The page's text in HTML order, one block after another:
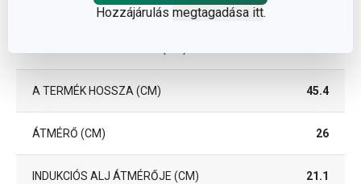
Hozzájárulás megtagadása itt.
A TERMÉK HOSSZA (CM) 45.4
ÁTMÉRŐ (CM) 26
INDUKCIÓS ALJ ÁTMÉRŐJE (CM) 21.1